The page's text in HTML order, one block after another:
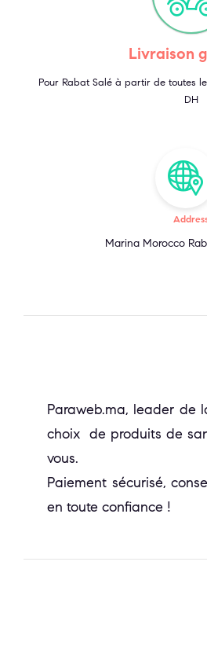
Livraison
Pour Rabat Salé à partir de toutes
DH
Marina Morocco
Paraweb.ma, leader de
choix de produits de
vous.
Paiement sécurisé,
en toute confiance !